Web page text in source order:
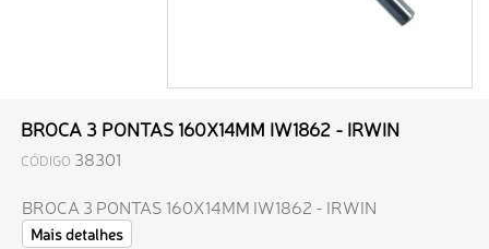
BROCA 3 PONTAS 160X14MM IW1862 - IRWIN
CÓDIGO 38301
BROCA 3 PONTAS 160X14MM IW1862 - IRWIN
Mais detalhes